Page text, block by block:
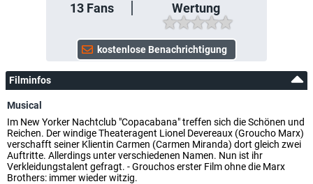
13Fans Wertung
Filminfos
Musical
Im New Yorker Nachtclub "Copacabana" treffen sich die Schönen und
Reichen. Der windige Theateragent Lionel Devereaux (Groucho Marx)
verschafft seiner Klientin Carmen (Carmen Miranda) dort gleich zwei
Auftritte. Allerdings unter verschiedenen Namen. Nun ist ihr
Verkleidungstalent gefragt. - Grouchos erster Film ohne die Marx
Brothers: immer wieder witzig.